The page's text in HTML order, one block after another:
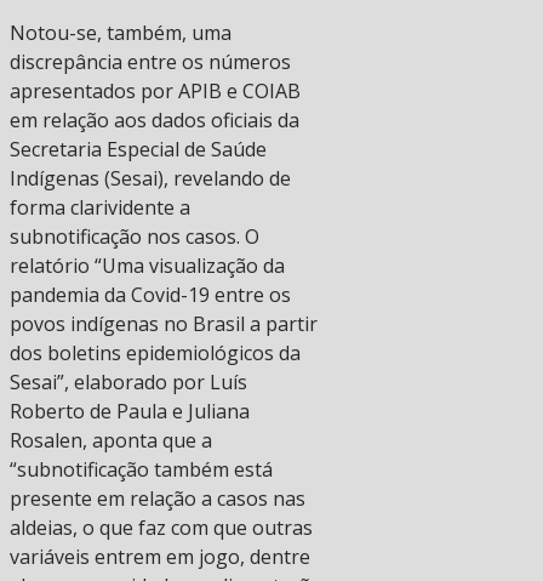
Notou-se, também, uma
discrepância entre os números
apresentados por APIB e COIAB
em relação aos dados oficiais da
Secretaria Especial de Saúde
Indígenas (Sesai), revelando de
forma clarividente a
subnotificação nos casos. O
relatório “Uma visualização da
pandemia da Covid-19 entre os
povos indígenas no Brasil a partir
dos boletins epidemiológicos da
Sesai”, elaborado por Luís
Roberto de Paula e Juliana
Rosalen, aponta que a
“subnotificação também está
presente em relação a casos nas
aldeias, o que faz com que outras
variáveis entrem em jogo, dentre